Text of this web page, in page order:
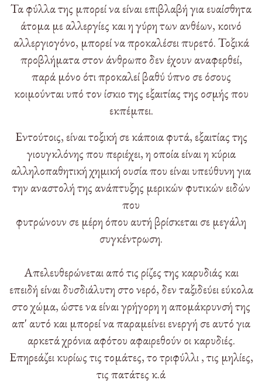
Τα φύλλα της μπορεί να είναι επιβλαβή για ευαίσθητα
άτομα με αλλεργίες και η γύρη των ανθέων, κοινό
αλλεργιογόνο, μπορεί να προκαλέσει πυρετό. Τοξικά
προβλήματα στον άνθρωπο δεν έχουν αναφερθεί,
παρά μόνο ότι προκαλεί βαθύ ύπνο σε όσους
κοιμούνται υπό τον ίσκιο της εξαιτίας της οσμής που
εκπέμπει.
Εντούτοις, είναι τοξική σε κάποια φυτά, εξαιτίας της
γιουγκλόνης που περιέχει, η οποία είναι η κύρια
αλληλοπαθητική χημική ουσία που είναι υπεύθυνη για
την αναστολή της ανάπτυξης μερικών φυτικών ειδών
που
φυτρώνουν σε μέρη όπου αυτή βρίσκεται σε μεγάλη
συγκέντρωση.
Απελευθερώνεται από τις ρίζες της καρυδιάς και
επειδή είναι δυσδιάλυτη στο νερό, δεν ταξιδεύει εύκολα
στο χώμα, ώστε να είναι γρήγορη η απομάκρυνσή της
απ' αυτό και μπορεί να παραμείνει ενεργή σε αυτό για
αρκετά χρόνια αφότου αφαιρεθούν οι καρυδιές.
Επηρεάζει κυρίως τις τομάτες, το τριφύλλι , τις μηλίες,
τις πατάτες κ.ά